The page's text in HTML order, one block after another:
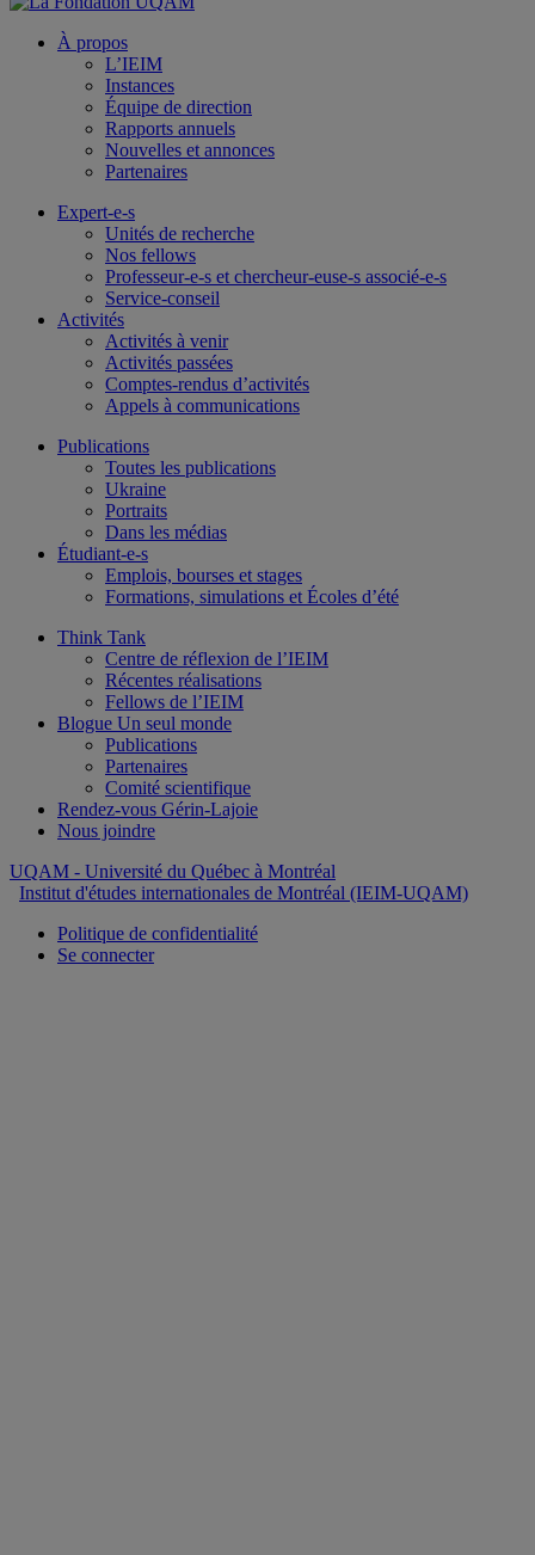
À propos
L’IEIM
Instances
Équipe de direction
Rapports annuels
Nouvelles et annonces
Partenaires
Expert-e-s
Unités de recherche
Nos fellows
Professeur-e-s et chercheur-euse-s associé-e-s
Service-conseil
Activités
Activités à venir
Activités passées
Comptes-rendus d’activités
Appels à communications
Publications
Toutes les publications
Ukraine
Portraits
Dans les médias
Étudiant-e-s
Emplois, bourses et stages
Formations, simulations et Écoles d’été
Think Tank
Centre de réflexion de l’IEIM
Récentes réalisations
Fellows de l’IEIM
Blogue Un seul monde
Publications
Partenaires
Comité scientifique
Rendez-vous Gérin-Lajoie
Nous joindre
UQAM - Université du Québec à Montréal
Institut d'études internationales de Montréal (IEIM-UQAM)
Politique de confidentialité
Se connecter